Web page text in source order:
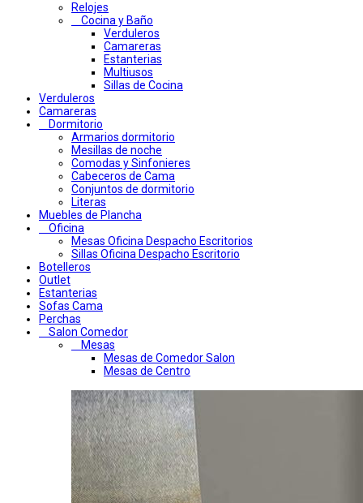
Relojes
Cocina y Baño
Verduleros
Camareras
Estanterias
Multiusos
Sillas de Cocina
Verduleros
Camareras
Dormitorio
Armarios dormitorio
Mesillas de noche
Comodas y Sinfonieres
Cabeceros de Cama
Conjuntos de dormitorio
Literas
Muebles de Plancha
Oficina
Mesas Oficina Despacho Escritorios
Sillas Oficina Despacho Escritorio
Botelleros
Outlet
Estanterias
Sofas Cama
Perchas
Salon Comedor
Mesas
Mesas de Comedor Salon
Mesas de Centro